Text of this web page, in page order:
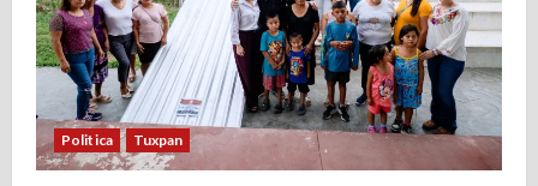
Politica Tuxpan